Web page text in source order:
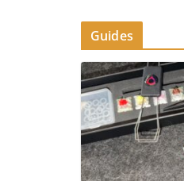
Guides